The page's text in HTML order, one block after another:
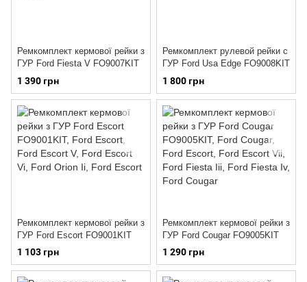
Ремкомплект кермової рейки з
ГУР Ford Fiesta V FO9007KIT
1 390 грн
Ремкомплект рулевой рейки с
ГУР Ford Usa Edge FO9008KIT
1 800 грн
Ремкомплект кермової рейки з
ГУР Ford Escort FO9001KIT
1 103 грн
Ремкомплект кермової рейки з
ГУР Ford Cougar FO9005KIT
1 290 грн